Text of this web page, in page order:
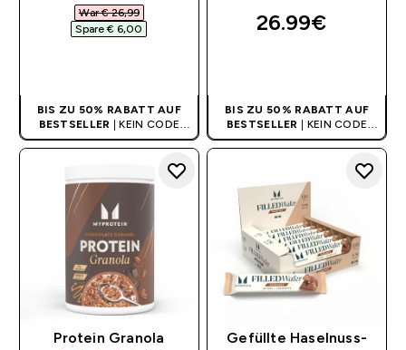
War € 26,99‎
Spare € 6,00‎
BIS ZU 50% RABATT AUF
BESTSELLER
| KEIN CODE
BENÖTIGT
26.99€‎
BIS ZU 50% RABATT AUF
BESTSELLER
| KEIN CODE
BENÖTIGT
Protein Granola
Gefüllte Haselnuss-